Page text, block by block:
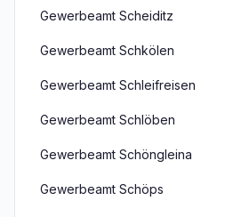
Gewerbeamt Scheiditz
Gewerbeamt Schkölen
Gewerbeamt Schleifreisen
Gewerbeamt Schlöben
Gewerbeamt Schöngleina
Gewerbeamt Schöps